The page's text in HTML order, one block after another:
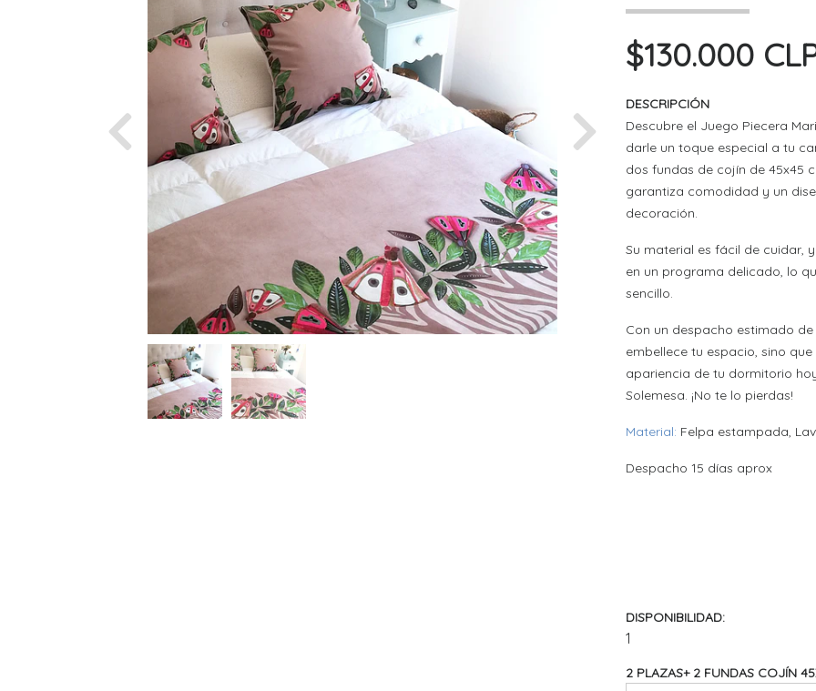
Previous Next
$130.000
DESCRIPCIÓN
Descubre el Juego Piecera
darle un toque especial a tu
dos fundas de cojín de 45x45
garantiza comodidad y un
decoración.
Su material es fácil de cuidar,
en un programa delicado, lo
sencillo.
Con un despacho estimado
embellece tu espacio, sino
apariencia de tu dormitorio
Solemesa. ¡No te lo pierdas!
Material: Felpa estampada,
Despacho 15 días aprox
DISPONIBILIDAD:
1
2 PLAZAS+ 2 FUNDAS COJÍN